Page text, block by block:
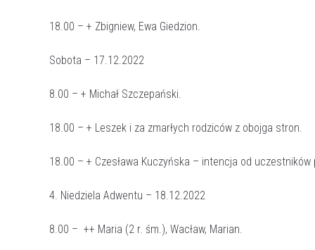
18.00 – + Zbigniew, Ewa Giedzion.
Sobota – 17.12.2022
8.00 – + Michał Szczepański.
18.00 – + Leszek i za zmarłych rodziców z obojga stron.
18.00 – + Czesława Kuczyńska – intencja od uczestników
4. Niedziela Adwentu – 18.12.2022
8.00 – ++ Maria (2 r. śm.), Wacław, Marian.